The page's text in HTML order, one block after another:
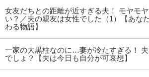
女友だちとの距離が近すぎる夫！ モヤモ
い？／夫の親友は女性でした（1）【あな
わる物語】
一家の大黒柱なのに…妻が冷たすぎる！
でしょ？【夫は今日も自分が可哀想】